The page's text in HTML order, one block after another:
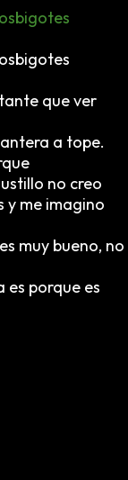
que ver
a tope.
no creo
y me imagino
muy bueno, no
es porque es